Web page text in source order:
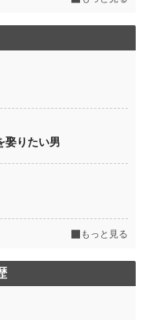
娶りたい男
もっと見る